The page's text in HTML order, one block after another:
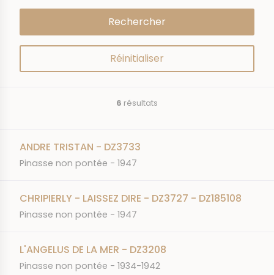
6 résultats
ANDRE TRISTAN - DZ3733
Pinasse non pontée - 1947
CHRIPIERLY - LAISSEZ DIRE - DZ3727 - DZ185108
Pinasse non pontée - 1947
L'ANGELUS DE LA MER - DZ3208
Pinasse non pontée - 1934-1942